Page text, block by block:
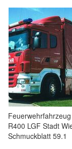
R400 LGF Stadt
Schmuckblatt 59.1